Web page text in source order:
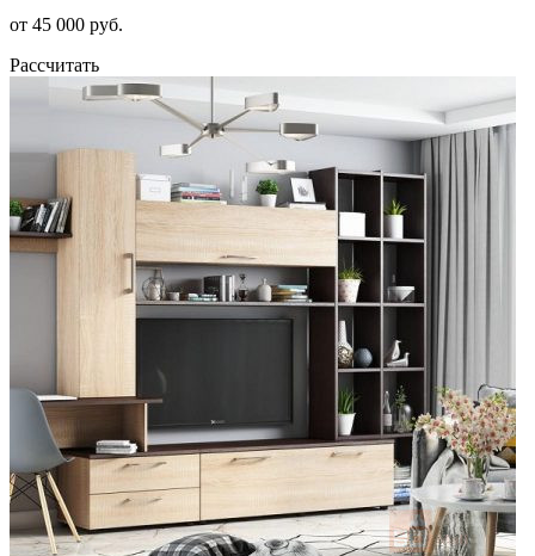
от 45 000 руб.
Рассчитать